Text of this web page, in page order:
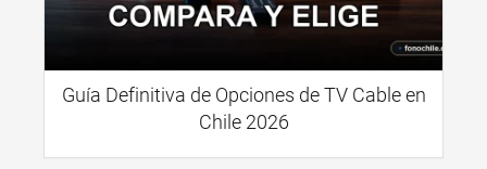
Guía Definitiva de Opciones de TV Cable en
Chile 2026